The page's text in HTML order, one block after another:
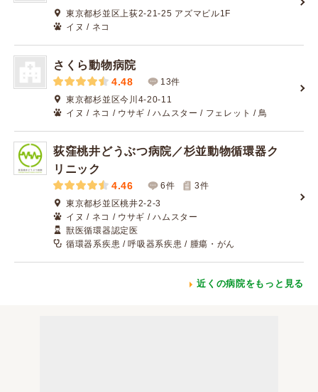
東京都杉並区上荻2-21-25 アズマビル1F
イヌ / ネコ
さくら動物病院
4.48
13件
東京都杉並区今川4-20-11
イヌ / ネコ / ウサギ / ハムスター / フェレット / 鳥
荻窪桃井どうぶつ病院／杉並動物循環器ク
リニック
4.46 6件 3件
東京都杉並区桃井2-2-3
イヌ / ネコ / ウサギ / ハムスター
獣医循環器認定医
循環器系疾患 / 呼吸器系疾患 / 腫瘍・がん
近くの病院をもっと見る